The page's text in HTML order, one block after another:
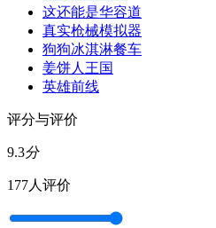
这还能是华容道
真实枪械模拟器
狗狗冰淇淋餐车
姜饼人王国
英雄前线
评分与评价
9.3分
177人评价